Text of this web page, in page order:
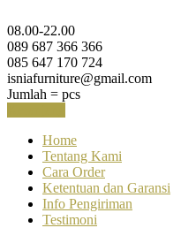
08.00-22.00
089 687 366 366
085 647 170 724
isniafurniture@gmail.com
Jumlah = pcs
Home
Tentang Kami
Cara Order
Ketentuan dan Garansi
Info Pengiriman
Testimoni